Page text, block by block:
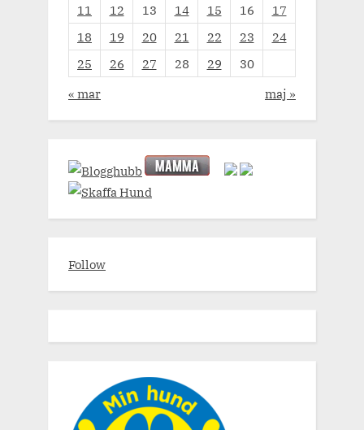
11
12 13 14 15 16
17
18
19 20 21 22 23
24
25
26 27 28 29
30
« mar
maj »
Follow